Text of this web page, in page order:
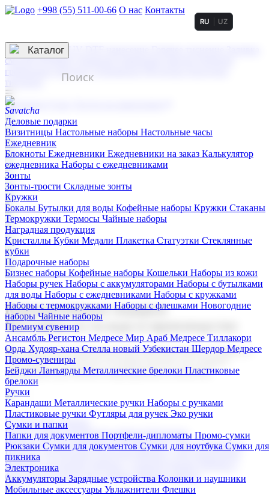
+998 (55) 511-00-66 О нас Контакты
3D гравировка
смолой (Doming)
гравировка твердая
тиснение
RU UZ
☰
Контакты
Каталог
Деловые подарки
Визитницы Настольные наборы Настольные часы
Ежедневник
Блокноты Ежедневники Ежедневники на заказ Калькулятор
ежедневника Наборы с ежедневниками
Зонты
Зонты-трости Складные зонты
Кружки
Бокалы Бутылки для воды Кофейные наборы Кружки Стаканы
Термокружки Термосы Чайные наборы
Наградная продукция
Kристаллы Кубки Медали Плакетка Статуэтки Стеклянные
кубки
Подарочные наборы
Бизнес наборы Кофейные наборы Кошельки Наборы из кожи
Наборы ручек Наборы с аккумуляторами Наборы с бутылками
для воды Наборы с ежедневниками Наборы с кружками
Наборы с термокружками Наборы с флешками Новогодние
наборы Чайные наборы
Премиум сувенир
Ансамбль Регистон Медресе Мир Араб Медресе Тиллакори
Орда Худояр-хана Стелла новый Узбекистан Шердор Медресе
Промо-сувениры
Бейджи Ланъярды Металлические брелоки Пластиковые
брелоки
Ручки
Карандаши Металлические ручки Наборы с ручками
Пластиковые ручки Футляры для ручек Эко ручки
Сумки и папки
Папки для документов Портфели-дипломаты Промо-сумки
Рюкзаки Сумки для документов Сумки для ноутбука Сумки для
пикника
Электроника
Аккумуляторы Зарядные устройства Колонки и наушники
Мобильные аксессуары Увлажнители Флешки
Корпоративные подарки
Поставка со склада и производство
Мы предлагаем широкий выбор корпоративных подарков и
сувениров с логотипом. В нашем каталоге вы найдете
продукцию для бизнеса, мероприятия и клиентов.
Подарочные наборы
Бизнес наборыКофейные наборы Кошельки
Наборы из кожиНаборы ручекНаборы с аккумуляторами
Наборы с бутылками для воды
Наборы с ежедневниками
Наборы с кружками
флешкамиНовогодние наборыЧайные наборы